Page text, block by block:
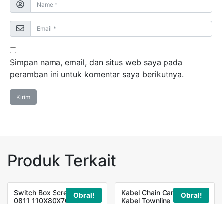
Simpan nama, email, dan situs web saya pada
peramban ini untuk komentar saya berikutnya.
Produk Terkait
Obral!
Switch Box Screw DS-AG-
0811 110X80X70 FORT
Obral!
Kabel Chain Carier Drag
Kabel Townline